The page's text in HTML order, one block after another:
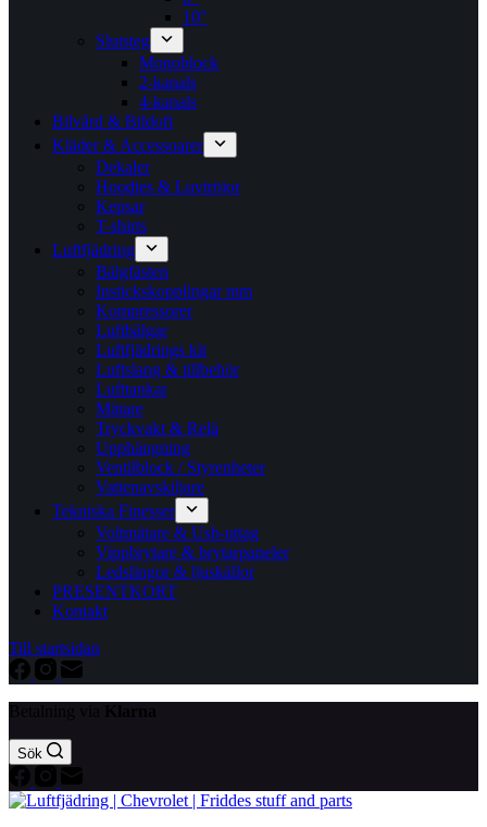
10″
Slutsteg
Monoblock
2-kanals
4-kanals
Bilvård & Bildoft
Kläder & Accessoarer
Dekaler
Hoodies & Luvtröjor
Kepsar
T-shirts
Luftfjädring
Bälgfästen
Instickskopplingar mm
Kompressorer
Luftbälgar
Luftfjädrings kit
Luftslang & tillbehör
Lufttankar
Mätare
Tryckvakt & Relä
Upphängning
Ventilblock / Styrenheter
Vattenavskiljare
Tekniska Finesser
Voltmätare & Usb-uttag
Vippbrytare & brytarpaneler
Ledslingor & ljuskällor
PRESENTKORT
Kontakt
Till startsidan
Sök